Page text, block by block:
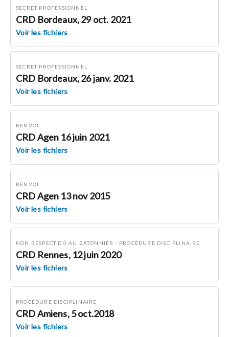
SECRET PROFESSIONNEL
CRD Bordeaux, 29 oct. 2021
Voir les fichiers
SECRET PROFESSIONNEL
CRD Bordeaux, 26 janv. 2021
Voir les fichiers
RENVOI
CRD Agen 16 juin 2021
Voir les fichiers
RENVOI
CRD Agen 13 nov 2015
Voir les fichiers
NON RESPECT DÛ AU BÂTONNIER - PROCÉDURE DISCIPLINAIRE
CRD Rennes, 12 juin 2020
Voir les fichiers
PROCÉDURE DISCIPLINAIRE
CRD Amiens, 5 oct.2018
Voir les fichiers